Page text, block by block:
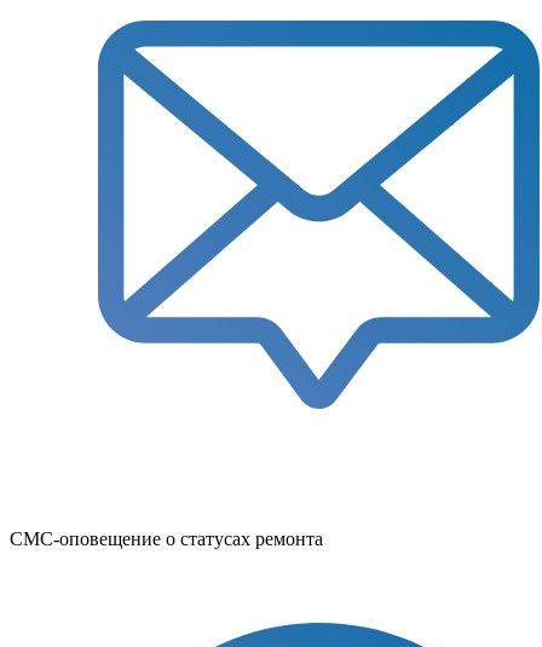
СМС-оповещение о статусах ремонта